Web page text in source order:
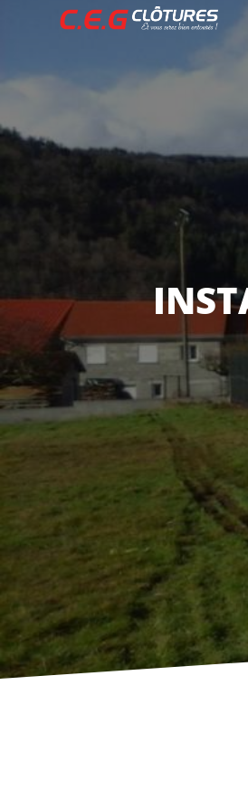
Panneau de gestion des cookies